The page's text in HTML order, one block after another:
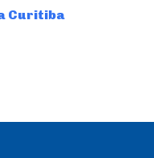
Curitiba